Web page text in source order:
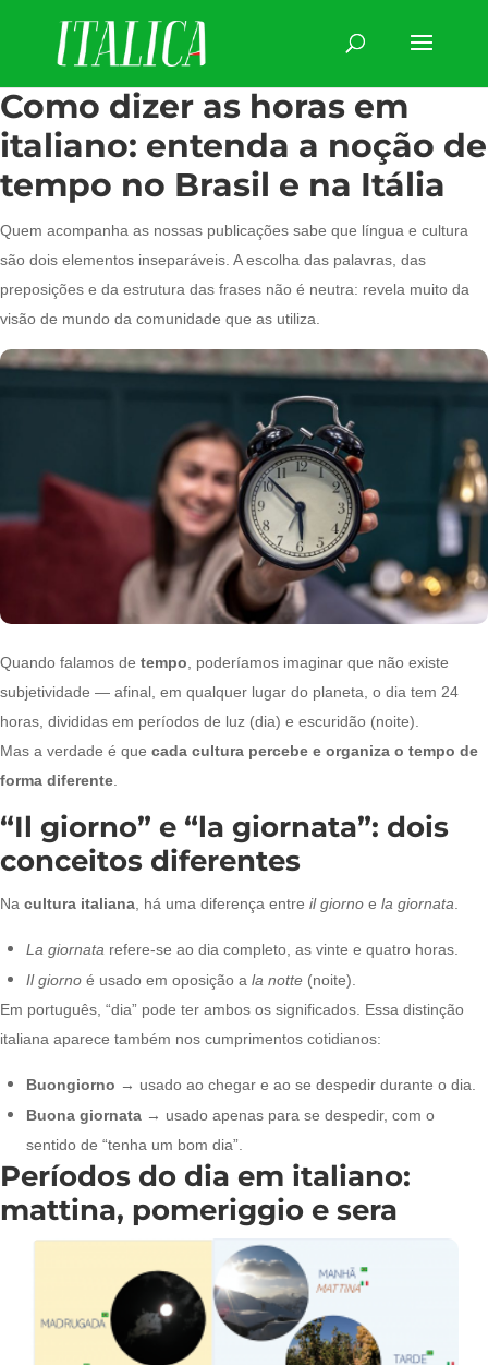
Como dizer as horas em
italiano: entenda a noção de
tempo no Brasil e na Itália
Quem acompanha as nossas publicações sabe que língua e cultura
são dois elementos inseparáveis. A escolha das palavras, das
preposições e da estrutura das frases não é neutra: revela muito da
visão de mundo da comunidade que as utiliza.
Quando falamos de tempo , poderíamos imaginar que não existe
subjetividade — afinal, em qualquer lugar do planeta, o dia tem 24
horas, divididas em períodos de luz (dia) e escuridão (noite).
Mas a verdade é que cada cultura percebe e organiza o tempo de
forma diferente
“Il giorno” e “la giornata”: dois
conceitos diferentes
Na cultura italiana , há uma diferença entre il giorno e la giornata
La giornata refere-se ao dia completo, as vinte e quatro horas.
Il giorno é usado em oposição a la notte (noite).
Em português, “dia” pode ter ambos os significados. Essa distinção
italiana aparece também nos cumprimentos cotidianos:
Buongiorno → usado ao chegar e ao se despedir durante o dia.
Buona giornata → usado apenas para se despedir, com o
sentido de “tenha um bom dia”.
Períodos do dia em italiano:
mattina, pomeriggio e sera